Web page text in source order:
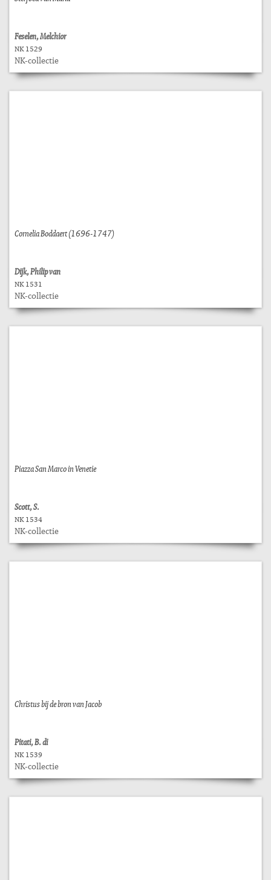
Feselen, Melchior
NK 1529
NK-collectie
Cornelia Boddaert (1696-1747)
Dijk, Philip van
NK 1531
NK-collectie
Piazza San Marco in Venetie
Scott, S.
NK 1534
NK-collectie
Christus bij de bron van Jacob
Pitati, B. di
NK 1539
NK-collectie